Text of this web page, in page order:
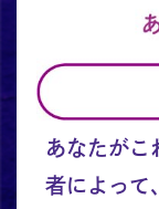
あなたがこ
者によって